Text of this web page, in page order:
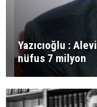
Yazıcıoğlu : Alevi
nüfus 7 milyon